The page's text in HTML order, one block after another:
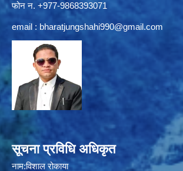
फोन न. +977-9868393071
email : bharatjungshahi990@gmail.com
सूचना प्रविधि अधिकृत
नाम:विशाल रोकाया